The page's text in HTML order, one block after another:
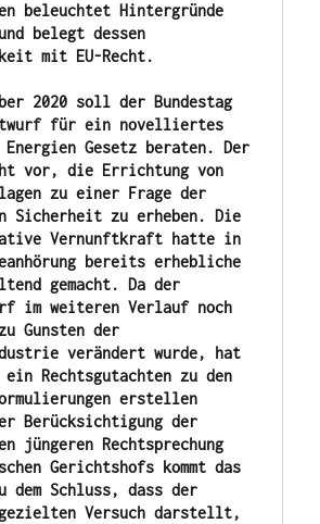
beleuchtet Hintergründe
belegt dessen
mit EU-Recht.
2020 soll der Bundestag
für ein novelliertes
Energien Gesetz beraten. Der
vor, die Errichtung von
zu einer Frage der
Sicherheit zu erheben. Die
Vernunftkraft hatte in
bereits erhebliche
gemacht. Da der
im weiteren Verlauf noch
Gunsten der
verändert wurde, hat
ein Rechtsgutachten zu den
erstellen
Berücksichtigung der
jüngeren Rechtsprechung
Gerichtshofs kommt das
dem Schluss, dass der
gezielten Versuch darstellt,